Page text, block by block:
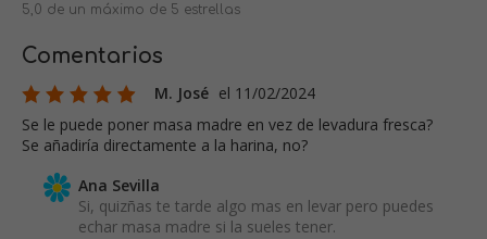
5,0 de un máximo de 5 estrellas
Comentarios
M. José el 11/02/2024
Se le puede poner masa madre en vez de levadura fresca?
Se añadiría directamente a la harina, no?
Ana Sevilla
Si, quizñas te tarde algo mas en levar pero puedes
echar masa madre si la sueles tener.